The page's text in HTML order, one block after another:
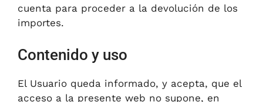
cuenta para proceder a la devolución de los
importes.
Contenido y uso
El Usuario queda informado, y acepta, que el
acceso a la presente web no supone, en